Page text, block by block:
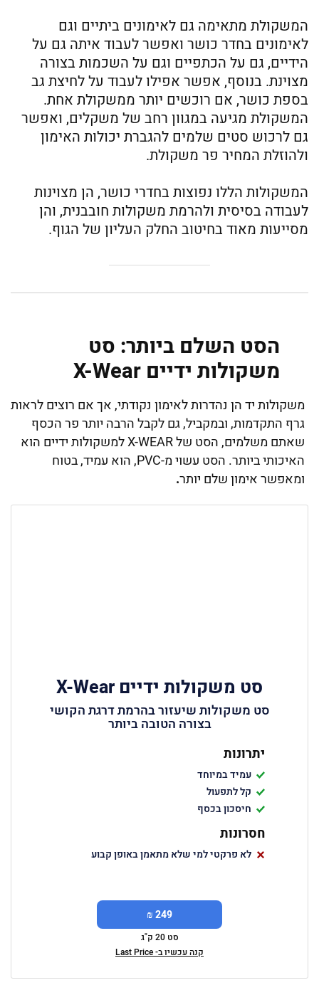
המשקולת מתאימה גם לאימונים ביתיים וגם
לאימונים בחדר כושר ואפשר לעבוד איתה גם על
הידיים, גם על הכתפיים וגם על השכמות בצורה
מצוינת. בנוסף, אפשר אפילו לעבוד על לחיצת גב
בספת כושר, אם רוכשים יותר ממשקולת אחת.
המשקולת מגיעה במגוון רחב של משקלים, ואפשר
גם לרכוש סטים שלמים להגברת יכולות האימון
ולהוזלת המחיר פר משקולת.
המשקולות הללו נפוצות בחדרי כושר, הן מצוינות
לעבודה בסיסית ולהרמת משקולות חובבנית, והן
מסייעות מאוד בחיטוב החלק העליון של הגוף.
הסט השלם ביותר: סט
משקולות ידיים X-Wear
משקולות יד הן נהדרות לאימון נקודתי, אך אם רוצים לראות
גרף התקדמות, ובמקביל, גם לקבל הרבה יותר פר הכסף
שאתם משלמים, הסט של X-WEAR למשקולות ידיים הוא
האיכותי ביותר. הסט עשוי מ-PVC, הוא עמיד, בטוח
ומאפשר אימון שלם יותר.
סט משקולות ידיים X-Wear
סט משקולות שיעזור בהרמת דרגת הקושי
בצורה הטובה ביותר
יתרונות
עמיד במיוחד
קל לתפעול
חיסכון בכסף
חסרונות
לא פרקטי למי שלא מתאמן באופן קבוע
249 ₪
סט 20 ק"ג
קנה עכשיו ב- Last Price